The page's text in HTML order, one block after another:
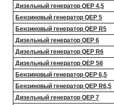
Дизельный генератор QEP 4,5
Бензиновый генератор QEP 5
Бензиновый генератор QEP R5
Дизельный генератор QEP 6
Дизельный генератор QEP R6
Дизельный генератор QEP S6
Бензиновый генератор QEP 6,5
Бензиновый генератор QEP R6,5
Дизельный генератор QEP 7